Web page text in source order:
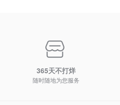
365天不打烊
随时随地为您服务